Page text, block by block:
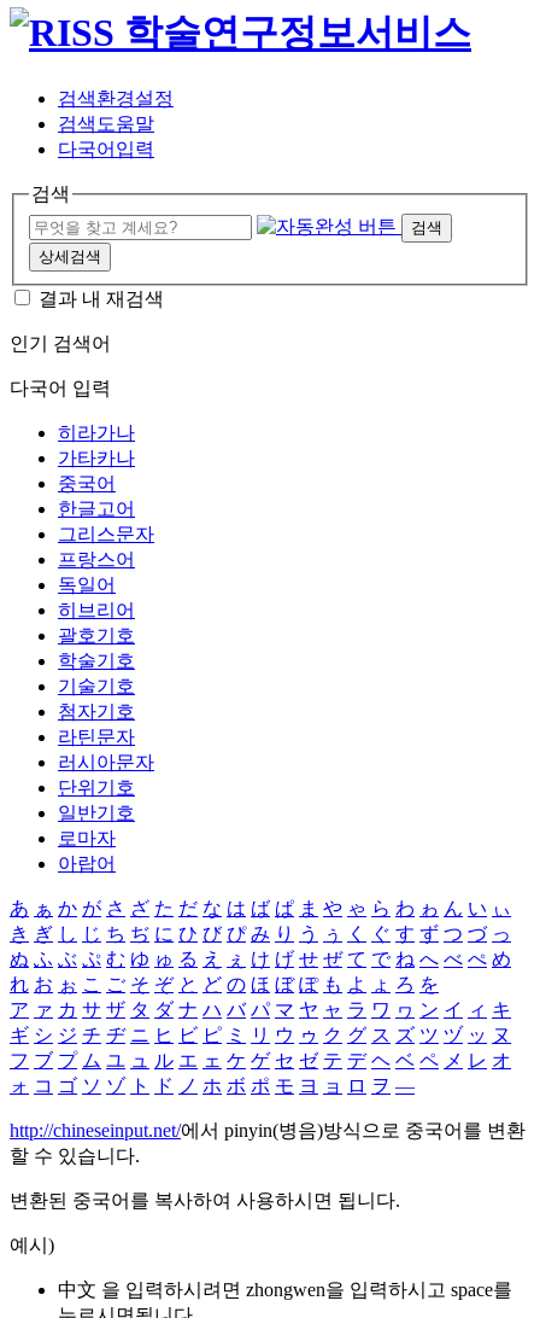
검색환경설정
검색도움말
다국어입력
검색
검색
상세검색
결과 내 재검색
인기 검색어
다국어 입력
히라가나
가타카나
중국어
한글고어
그리스문자
프랑스어
독일어
히브리어
괄호기호
학술기호
기술기호
첨자기호
라틴문자
러시아문자
단위기호
일반기호
로마자
아랍어
あ ぁ か が さ ざ た だ な は ば ぱ ま や ゃ ら わ ゎ ん い ぃ
き ぎ し じ ち ぢ に ひ び ぴ み り う ぅ く ぐ す ず つ づ っ
ぬ ふ ぶ ぷ む ゆ ゅ る え ぇ け げ せ ぜ て で ね へ べ ぺ め
れ お ぉ こ ご そ ぞ と ど の ほ ぼ ぽ も よ ょ ろ を
ア ァ カ サ ザ タ ダ ナ ハ バ パ マ ヤ ャ ラ ワ ヮ ン イ ィ キ
ギ シ ジ チ ヂ ニ ヒ ビ ピ ミ リ ウ ゥ ク グ ス ズ ツ ヅ ッ ヌ
フ ブ プ ム ユ ュ ル エ ェ ケ ゲ セ ゼ テ デ ヘ ベ ペ メ レ オ
ォ コ ゴ ソ ゾ ト ド ノ ホ ボ ポ モ ヨ ョ ロ ヲ ―
http://chineseinput.net/에서 pinyin(병음)방식으로 중국어를 변환
할 수 있습니다.
변환된 중국어를 복사하여 사용하시면 됩니다.
예시)
中文 을 입력하시려면 zhongwen을 입력하시고 space를